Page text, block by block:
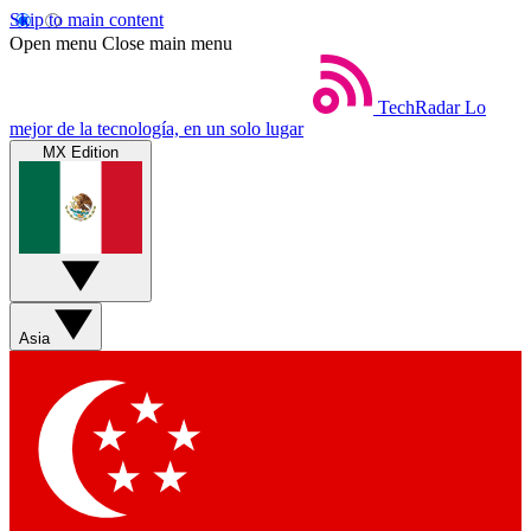
Skip to main content
Open menu Close main menu
TechRadar Lo
mejor de la tecnología, en un solo lugar
MX Edition
Asia